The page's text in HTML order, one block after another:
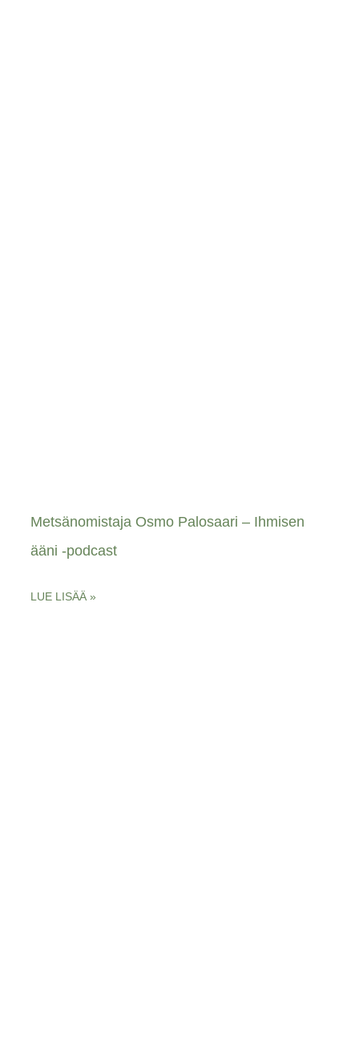
Metsänomistaja Osmo Palosaari – Ihmisen
ääni -podcast
LUE LISÄÄ »